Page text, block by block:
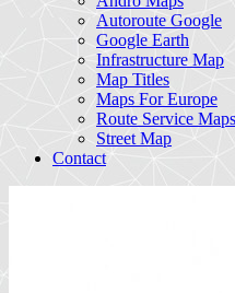
Autoroute Google
Google Earth
Infrastructure Map
Map Titles
Maps For Europe
Route Service Maps
Street Map
Contact